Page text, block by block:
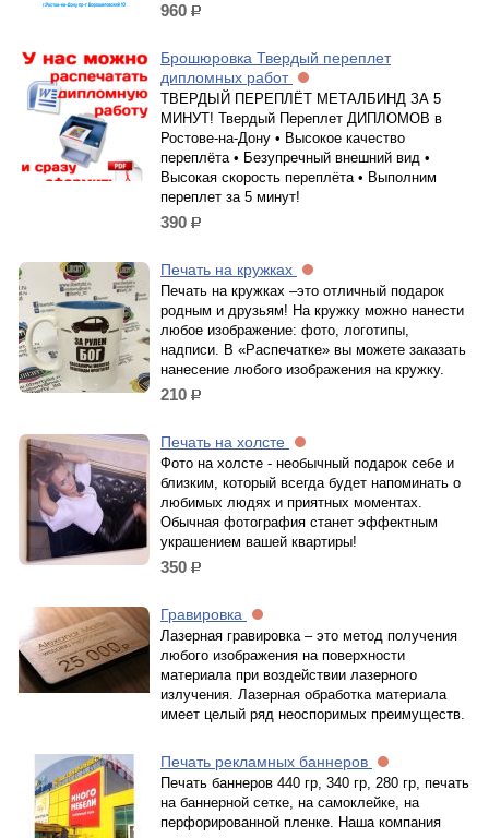
960 р.
Брошюровка Твердый переплет
дипломных работ
ТВЕРДЫЙ ПЕРЕПЛЁТ МЕТАЛБИНД ЗА 5
МИНУТ! Твердый Переплет ДИПЛОМОВ в
Ростове-на-Дону • Высокое качество
переплёта • Безупречный внешний вид •
Высокая скорость переплёта • Выполним
переплет за 5 минут!
390 р.
Печать на кружках
Печать на кружках –это отличный подарок
родным и друзьям! На кружку можно нанести
любое изображение: фото, логотипы,
надписи. В «Распечатке» вы можете заказать
нанесение любого изображения на кружку.
210 р.
Печать на холсте
Фото на холсте - необычный подарок себе и
близким, который всегда будет напоминать о
любимых людях и приятных моментах.
Обычная фотография станет эффектным
украшением вашей квартиры!
350 р.
Гравировка
Лазерная гравировка – это метод получения
любого изображения на поверхности
материала при воздействии лазерного
излучения. Лазерная обработка материала
имеет целый ряд неоспоримых преимуществ.
Печать рекламных баннеров
Печать баннеров 440 гр, 340 гр, 280 гр, печать
на баннерной сетке, на самоклейке, на
перфорированной пленке. Наша компания